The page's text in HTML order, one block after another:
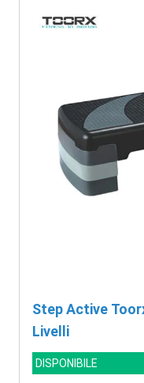
Step Active
Livelli
DISPONIBILE